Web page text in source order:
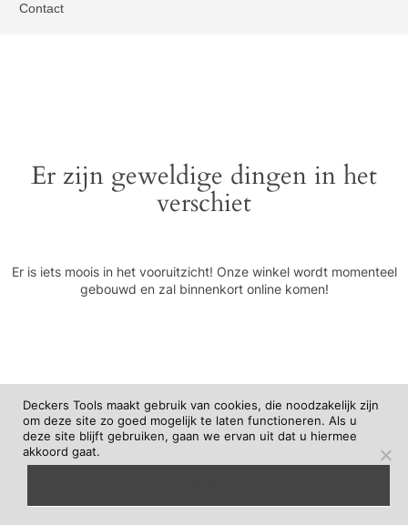
Contact
Er zijn geweldige dingen in het
verschiet
Er is iets moois in het vooruitzicht! Onze winkel wordt momenteel
gebouwd en zal binnenkort online komen!
Deckers Tools maakt gebruik van cookies, die noodzakelijk zijn
om deze site zo goed mogelijk te laten functioneren. Als u
deze site blijft gebruiken, gaan we ervan uit dat u hiermee
akkoord gaat.